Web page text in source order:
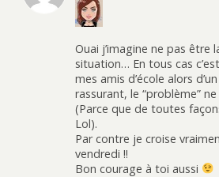
Ouai j’imagine ne pas être
situation… En tous cas
mes amis d’école alors
rassurant, le “problème”
(Parce que de toutes
Lol).
Par contre je croise
vendredi !!
Bon courage à toi aussi